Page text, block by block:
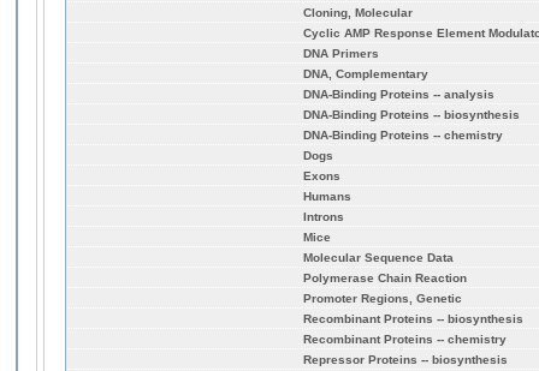
Cloning, Molecular
Cyclic AMP Response Element
DNA Primers
DNA, Complementary
DNA-Binding Proteins -- analysis
DNA-Binding Proteins -- biosynthesis
DNA-Binding Proteins -- chemistry
Dogs
Exons
Humans
Introns
Mice
Molecular Sequence Data
Polymerase Chain Reaction
Promoter Regions, Genetic
Recombinant Proteins -- biosynthesis
Recombinant Proteins -- chemistry
Repressor Proteins -- biosynthesis